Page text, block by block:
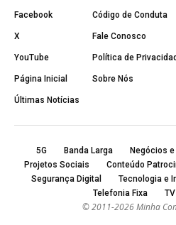
Facebook
X
YouTube
Página Inicial
Últimas Notícias
Código de Conduta
Fale Conosco
Política de
Sobre Nós
5G Banda Larga Negócios
Projetos Sociais
Conteúdo
Segurança Digital
Tecnologia e
Telefonia Fixa
© 2011-2026 Minha